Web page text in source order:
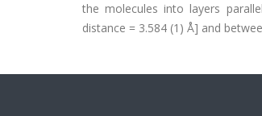
the molecules into layers
distance = 3.584 (1) Å] and